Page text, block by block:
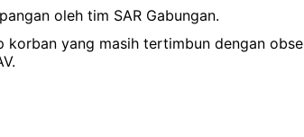
oleh tim SAR Gabungan.
yang masih tertimbun dengan